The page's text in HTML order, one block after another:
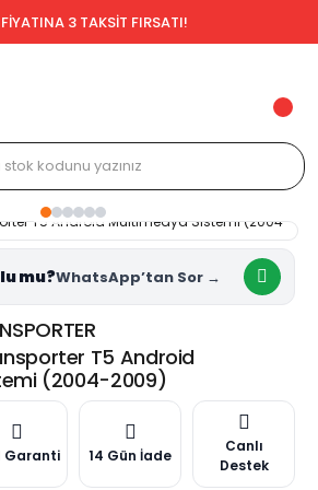
3 TAKSİT FIRSATI!
mu?
T5 Android
(2004-2009)
Garanti 14 Gün İade
Canlı
Destek